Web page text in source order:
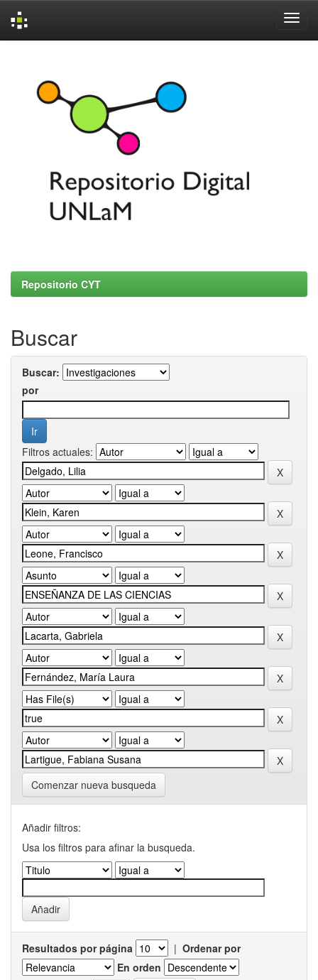
Repositorio CYT
Buscar
Buscar:
por
Filtros actuales:
Comenzar nueva busqueda
Añadir filtros:
Usa los filtros para afinar la busqueda.
Resultados por página | Ordenar por
En orden